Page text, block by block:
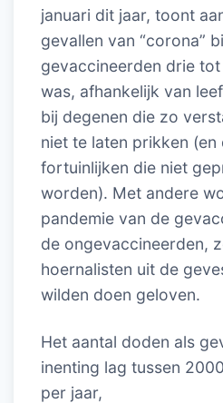
januari dit jaar, toont
gevallen van “corona”
gevaccineerden drie
was, afhankelijk van
bij degenen die zo
niet te laten prikken (en
fortuinlijken die niet
worden). Met andere
pandemie van de
de ongevaccineerden,
hoernalisten uit de
wilden doen geloven.
Het aantal doden als
inenting lag tussen
per jaar,